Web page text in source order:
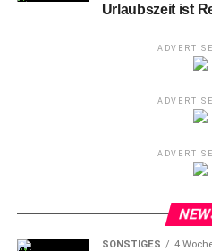
Urlaubszeit ist
SONSTIGES 4